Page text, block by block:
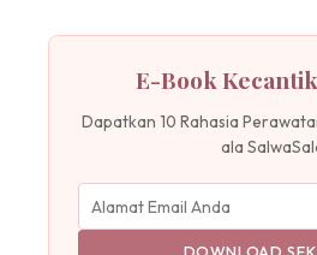
E-Book
Dapatkan 10 Rahasia
ala